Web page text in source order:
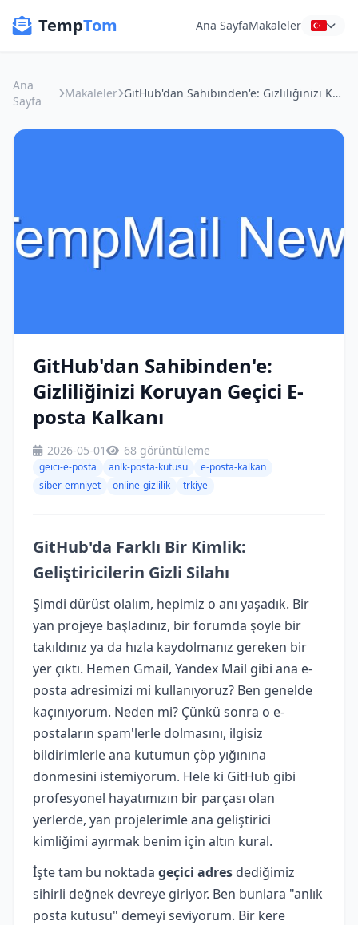
TempTom Ana SayfaMakaleler
Ana
Sayfa
Makaleler GitHub'dan Sahibinden'e: Gizliliğinizi Koruyan Geçici E-posta Kalkanı
GitHub'dan Sahibinden'e:
Gizliliğinizi Koruyan Geçici E-
posta Kalkanı
2026-05-01 68 görüntüleme
geici-e-posta anlk-posta-kutusu
e-posta-kalkan
siber-emniyet
online-gizlilik trkiye
GitHub'da Farklı Bir Kimlik:
Geliştiricilerin Gizli Silahı
Şimdi dürüst olalım, hepimiz o anı yaşadık. Bir
yan projeye başladınız, bir forumda şöyle bir
takıldınız ya da hızla kaydolmanız gereken bir
yer çıktı. Hemen Gmail, Yandex Mail gibi ana e-
posta adresimizi mi kullanıyoruz? Ben genelde
kaçınıyorum. Neden mi? Çünkü sonra o e-
postaların spam'lerle dolmasını, ilgisiz
bildirimlerle ana kutumun çöp yığınına
dönmesini istemiyorum. Hele ki GitHub gibi
profesyonel hayatımızın bir parçası olan
yerlerde, yan projelerimle ana geliştirici
kimliğimi ayırmak benim için altın kural.
İşte tam bu noktada geçici adres dediğimiz
sihirli değnek devreye giriyor. Ben bunlara "anlık
posta kutusu" demeyi seviyorum. Bir kere